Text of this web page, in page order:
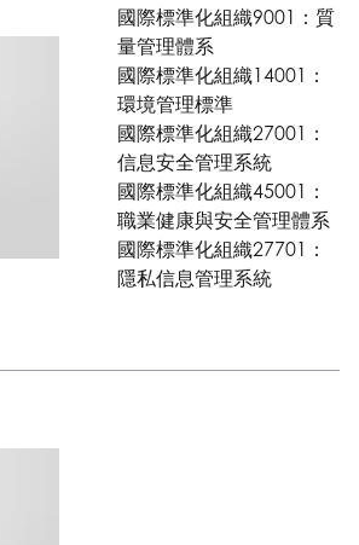
國際標準化組織9001：質
量管理體系
國際標準化組織14001：
環境管理標準
國際標準化組織27001：
信息安全管理系統
國際標準化組織45001：
職業健康與安全管理體系
國際標準化組織27701：
隱私信息管理系統